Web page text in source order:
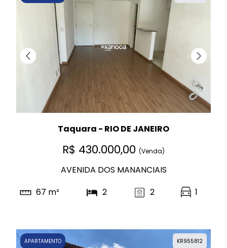
Taquara - RIO DE JANEIRO
R$ 430.000,00 (Venda)
AVENIDA DOS MANANCIAIS
67 m²
2 2 1
KR955812
APARTAMENTO